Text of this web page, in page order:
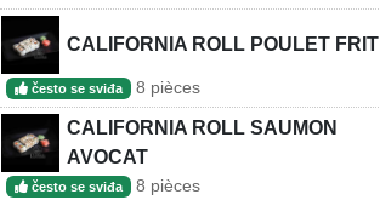
CALIFORNIA ROLL POULET FRIT
često se sviđa 8 pièces
CALIFORNIA ROLL SAUMON
AVOCAT
često se sviđa 8 pièces